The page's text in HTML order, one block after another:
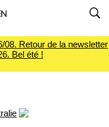
08. Retour de la newsletter
Bel été !